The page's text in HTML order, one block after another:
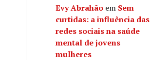
Evy Abrahão em Sem
curtidas: a influência das
redes sociais na saúde
mental de jovens
mulheres